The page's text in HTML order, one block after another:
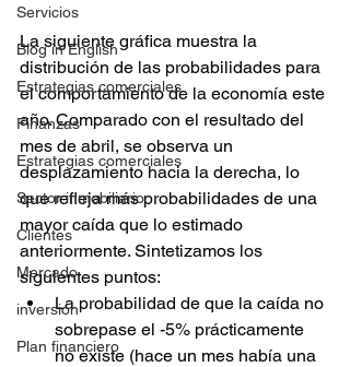
Servicios
Blog in English
Estrategias comerciales
Finanzas
Estrategias comerciales
Sector inmobiliario
Clientes
Mercado
inversión
Plan financiero
La siguiente gráfica muestra la
distribución de las probabilidades para
el comportamiento de la economía este
año. Comparado con el resultado del
mes de abril, se observa un
desplazamiento hacia la derecha, lo
que refleja más probabilidades de una
mayor caída que lo estimado
anteriormente. Sintetizamos los
siguientes puntos:
La probabilidad de que la caída no
sobrepase el -5% prácticamente
no existe (hace un mes había una